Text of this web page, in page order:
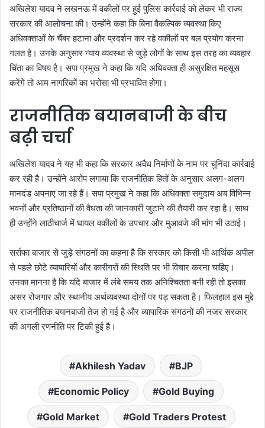
अखिलेश यादव ने लखनऊ में वकीलों पर हुई पुलिस कार्रवाई को लेकर भी राज्य
सरकार की आलोचना की। उन्होंने कहा कि बिना वैकल्पिक व्यवस्था किए
अधिवक्ताओं के चैंबर हटाना और प्रदर्शन कर रहे वकीलों पर बल प्रयोग करना
गलत है। उनके अनुसार न्याय व्यवस्था से जुड़े लोगों के साथ इस तरह का व्यवहार
चिंता का विषय है। सपा प्रमुख ने कहा कि यदि अधिवक्ता ही असुरक्षित महसूस
करेंगे तो आम नागरिकों का भरोसा भी प्रभावित होगा।
राजनीतिक बयानबाजी के बीच
बढ़ी चर्चा
अखिलेश यादव ने यह भी कहा कि सरकार अवैध निर्माणों के नाम पर चुनिंदा कार्रवाई
कर रही है। उन्होंने आरोप लगाया कि राजनीतिक हितों के अनुसार अलग-अलग
मानदंड अपनाए जा रहे हैं। सपा प्रमुख ने कहा कि अधिवक्ता समुदाय अब विभिन्न
भवनों और प्रतिष्ठानों की वैधता की जानकारी जुटाने की तैयारी कर रहा है। साथ
ही उन्होंने लाठीचार्ज में घायल वकीलों के उपचार और मुआवजे की मांग भी उठाई।
सर्राफा बाजार से जुड़े संगठनों का कहना है कि सरकार को किसी भी आर्थिक अपील
से पहले छोटे व्यापारियों और कारीगरों की स्थिति पर भी विचार करना चाहिए।
उनका मानना है कि यदि बाजार में लंबे समय तक अनिश्चितता बनी रही तो इसका
असर रोजगार और स्थानीय अर्थव्यवस्था दोनों पर पड़ सकता है। फिलहाल इस मुद्दे
पर राजनीतिक बयानबाजी तेज हो गई है और व्यापारिक संगठनों की नजर सरकार
की अगली रणनीति पर टिकी हुई है।
Akhilesh Yadav BJP
Economic Policy Gold Buying
Gold Market Gold Traders Protest